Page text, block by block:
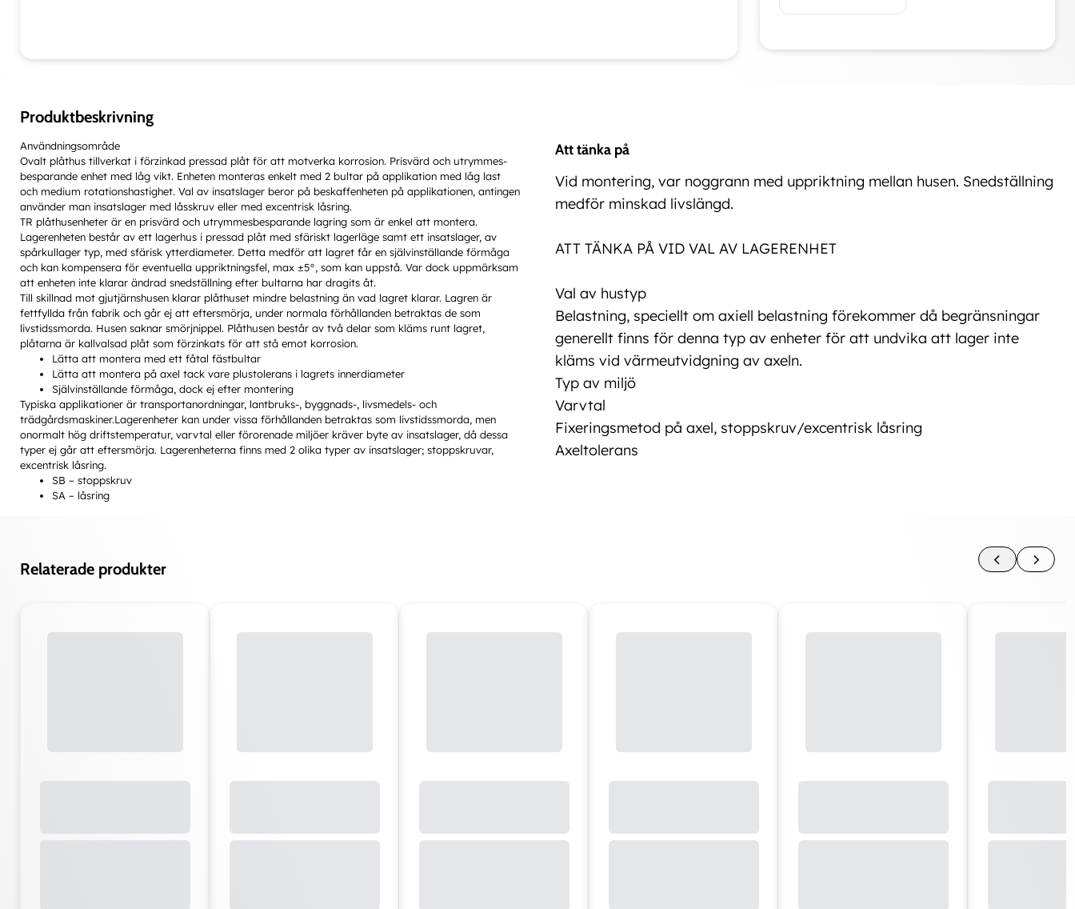
Produktbeskrivning
Användningsområde
Ovalt plåthus tillverkat i förzinkad pressad plåt för att motverka korrosion. Prisvärd och utrymmes-
besparande enhet med låg vikt. Enheten monteras enkelt med 2 bultar på applikation med låg last
och medium rotationshastighet. Val av insatslager beror på beskaffenheten på applikationen, antingen
använder man insatslager med låsskruv eller med excentrisk låsring.
TR plåthusenheter är en prisvärd och utrymmesbesparande lagring som är enkel att montera.
Lagerenheten består av ett lagerhus i pressad plåt med sfäriskt lagerläge samt ett insatslager, av
spårkullager typ, med sfärisk ytterdiameter. Detta medför att lagret får en självinställande förmåga
och kan kompensera för eventuella uppriktningsfel, max ±5°, som kan uppstå. Var dock uppmärksam
att enheten inte klarar ändrad snedställning efter bultarna har dragits åt.
Till skillnad mot gjutjärnshusen klarar plåthuset mindre belastning än vad lagret klarar. Lagren är
fettfyllda från fabrik och går ej att eftersmörja, under normala förhållanden betraktas de som
livstidssmorda. Husen saknar smörjnippel. Plåthusen består av två delar som kläms runt lagret,
plåtarna är kallvalsad plåt som förzinkats för att stå emot korrosion.
Lätta att montera med ett fåtal fästbultar
Lätta att montera på axel tack vare plustolerans i lagrets innerdiameter
Självinställande förmåga, dock ej efter montering
Typiska applikationer är transportanordningar, lantbruks-, byggnads-, livsmedels- och
trädgårdsmaskiner.Lagerenheter kan under vissa förhållanden betraktas som livstidssmorda, men
onormalt hög driftstemperatur, varvtal eller förorenade miljöer kräver byte av insatslager, då dessa
typer ej går att eftersmörja. Lagerenheterna finns med 2 olika typer av insatslager; stoppskruvar,
excentrisk låsring.
SB – stoppskruv
SA – låsring
Att tänka på
Vid montering, var noggrann med uppriktning mellan husen. Snedställning
medför minskad livslängd.
ATT TÄNKA PÅ VID VAL AV LAGERENHET
Val av hustyp
Belastning, speciellt om axiell belastning förekommer då begränsningar
generellt finns för denna typ av enheter för att undvika att lager inte
kläms vid värmeutvidgning av axeln.
Typ av miljö
Varvtal
Fixeringsmetod på axel, stoppskruv/excentrisk låsring
Axeltolerans
Relaterade produkter